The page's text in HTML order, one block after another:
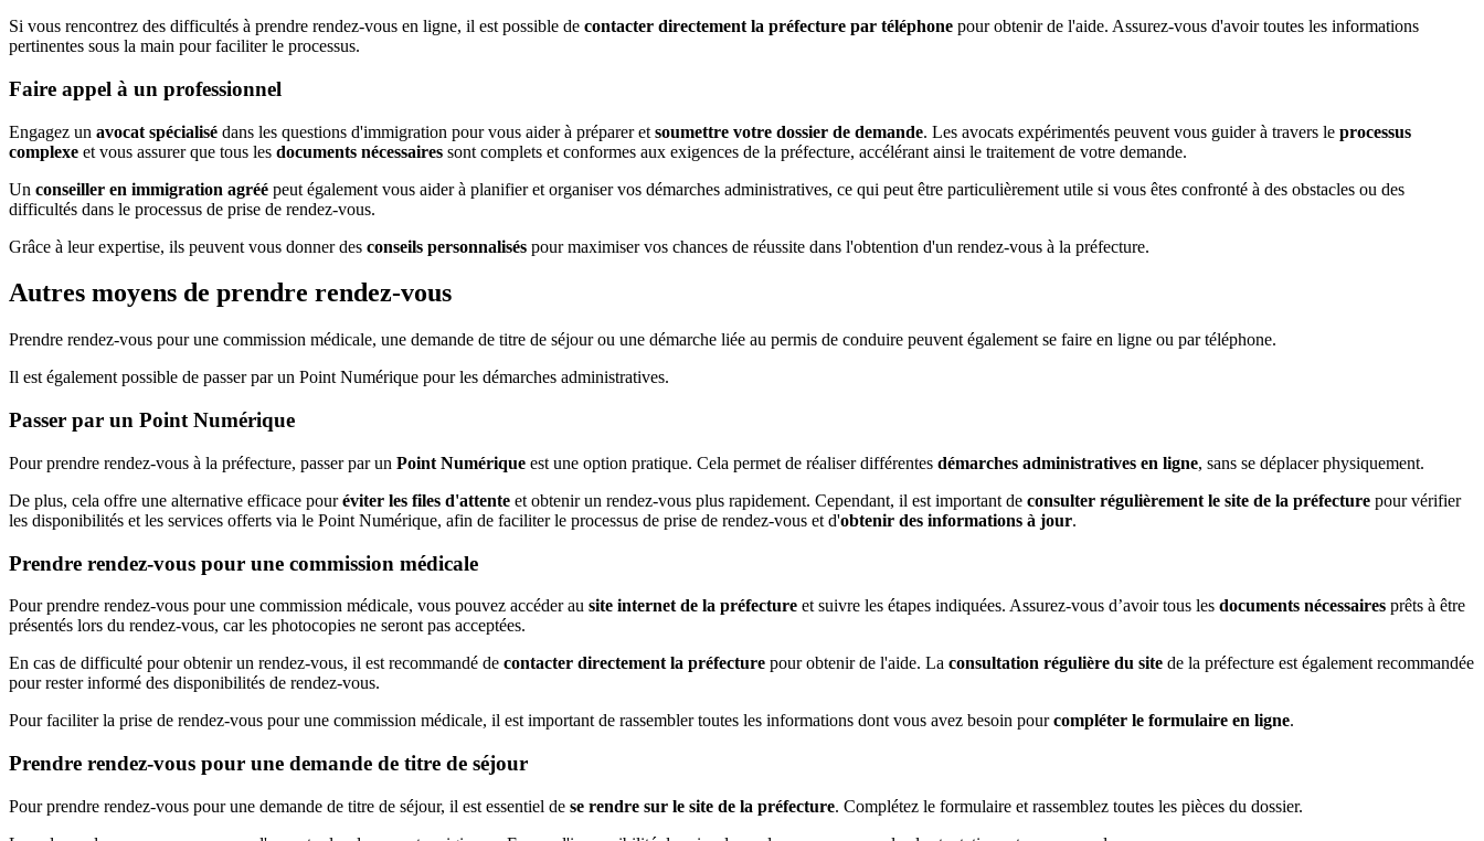
Si vous rencontrez des difficultés à prendre rendez-vous en ligne, il est possible de contacter directement la préfecture par téléphone pour obtenir de l'aide. Assurez-vous d'avoir toutes les informations
pertinentes sous la main pour faciliter le processus.
Faire appel à un professionnel
Engagez un avocat spécialisé dans les questions d'immigration pour vous aider à préparer et soumettre votre dossier de demande. Les avocats expérimentés peuvent vous guider à travers le processus
complexe et vous assurer que tous les documents nécessaires sont complets et conformes aux exigences de la préfecture, accélérant ainsi le traitement de votre demande.
Un conseiller en immigration agréé peut également vous aider à planifier et organiser vos démarches administratives, ce qui peut être particulièrement utile si vous êtes confronté à des obstacles ou des
difficultés dans le processus de prise de rendez-vous.
Grâce à leur expertise, ils peuvent vous donner des conseils personnalisés pour maximiser vos chances de réussite dans l'obtention d'un rendez-vous à la préfecture.
Autres moyens de prendre rendez-vous
Prendre rendez-vous pour une commission médicale, une demande de titre de séjour ou une démarche liée au permis de conduire peuvent également se faire en ligne ou par téléphone.
Il est également possible de passer par un Point Numérique pour les démarches administratives.
Passer par un Point Numérique
Pour prendre rendez-vous à la préfecture, passer par un Point Numérique est une option pratique. Cela permet de réaliser différentes démarches administratives en ligne, sans se déplacer physiquement.
De plus, cela offre une alternative efficace pouréviter les files d'attente et obtenir un rendez-vous plus rapidement. Cependant, il est important de consulter régulièrement le site de la préfecture pour vérifier
les disponibilités et les services offerts via le Point Numérique, afin de faciliter le processus de prise de rendez-vous et d'obtenir des informations à jour.
Prendre rendez-vous pour une commission médicale
Pour prendre rendez-vous pour une commission médicale, vous pouvez accéder au site internet de la préfecture et suivre les étapes indiquées. Assurez-vous d’avoir tous les documents nécessaires prêts à être
présentés lors du rendez-vous, car les photocopies ne seront pas acceptées.
En cas de difficulté pour obtenir un rendez-vous, il est recommandé de contacter directement la préfecture pour obtenir de l'aide. La consultation régulière du site de la préfecture est également recommandée
pour rester informé des disponibilités de rendez-vous.
Pour faciliter la prise de rendez-vous pour une commission médicale, il est important de rassembler toutes les informations dont vous avez besoin pourcompléter le formulaire en ligne.
Prendre rendez-vous pour une demande de titre de séjour
Pour prendre rendez-vous pour une demande de titre de séjour, il est essentiel de se rendre sur le site de la préfecture. Complétez le formulaire et rassemblez toutes les pièces du dossier.